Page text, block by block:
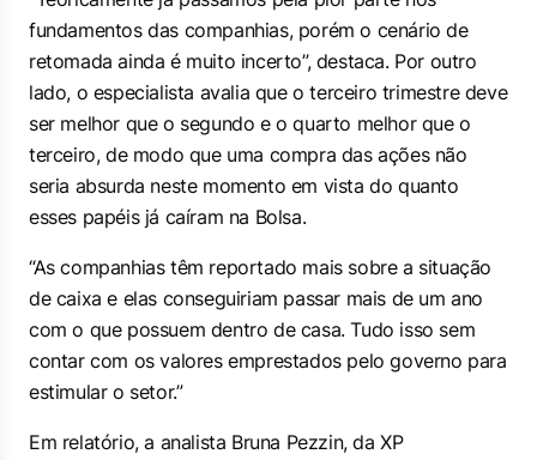
fundamentos das companhias, porém o cenário de
retomada ainda é muito incerto”, destaca. Por outro
lado, o especialista avalia que o terceiro trimestre deve
ser melhor que o segundo e o quarto melhor que o
terceiro, de modo que uma compra das ações não
seria absurda neste momento em vista do quanto
esses papéis já caíram na Bolsa.
“As companhias têm reportado mais sobre a situação
de caixa e elas conseguiriam passar mais de um ano
com o que possuem dentro de casa. Tudo isso sem
contar com os valores emprestados pelo governo para
estimular o setor.”
Em relatório, a analista Bruna Pezzin, da XP